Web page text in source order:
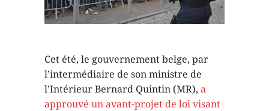
Cet été, le gouvernement belge, par
l’intermédiaire de son ministre de
l’Intérieur Bernard Quintin (MR), a
approuvé un avant-projet de loi visant